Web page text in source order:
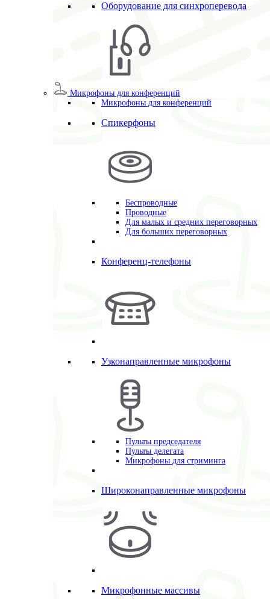
Оборудование для синхроперевода
Микрофоны для конференций
Микрофоны для конференций
Спикерфоны
Беспроводные
Проводные
Для малых и средних переговорных
Для больших переговорных
Конференц-телефоны
Узконаправленные микрофоны
Пульты председателя
Пульты делегата
Микрофоны для стриминга
Широконаправленные микрофоны
Микрофонные массивы